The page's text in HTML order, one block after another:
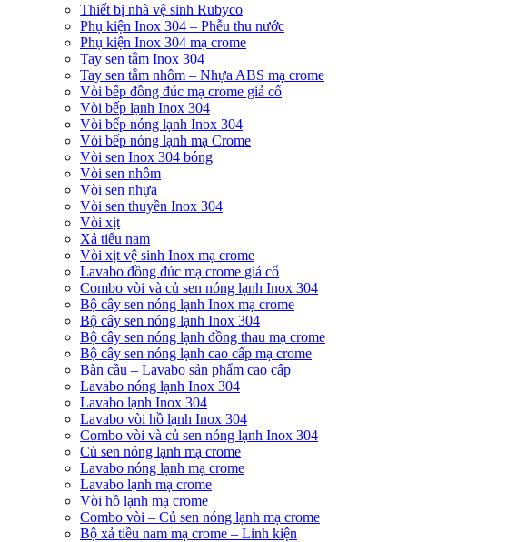
Thiết bị nhà vệ sinh Rubyco
Phụ kiện Inox 304 – Phễu thu nước
Phụ kiện Inox 304 mạ crome
Tay sen tắm Inox 304
Tay sen tắm nhôm – Nhựa ABS mạ crome
Vòi bếp đồng đúc mạ crome giả cổ
Vòi bếp lạnh Inox 304
Vòi bếp nóng lạnh Inox 304
Vòi bếp nóng lạnh mạ Crome
Vòi sen Inox 304 bóng
Vòi sen nhôm
Vòi sen nhựa
Vòi sen thuyền Inox 304
Vòi xịt
Xả tiểu nam
Vòi xịt vệ sinh Inox mạ crome
Lavabo đồng đúc mạ crome giả cổ
Combo vòi và củ sen nóng lạnh Inox 304
Bộ cây sen nóng lạnh Inox mạ crome
Bộ cây sen nóng lạnh Inox 304
Bộ cây sen nóng lạnh đồng thau mạ crome
Bộ cây sen nóng lạnh cao cấp mạ crome
Bàn cầu – Lavabo sản phẩm cao cấp
Lavabo nóng lạnh Inox 304
Lavabo lạnh Inox 304
Lavabo vòi hồ lạnh Inox 304
Combo vòi và củ sen nóng lạnh Inox 304
Củ sen nóng lạnh mạ crome
Lavabo nóng lạnh mạ crome
Lavabo lạnh mạ crome
Vòi hồ lạnh mạ crome
Combo vòi – Củ sen nóng lạnh mạ crome
Bộ xả tiều nam mạ crome – Linh kiện